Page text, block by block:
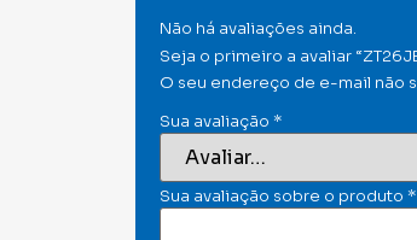
Não há avaliações ainda.
Seja o primeiro a avaliar
O seu endereço de e-mail não
Sua avaliação *
Sua avaliação sobre o produto *